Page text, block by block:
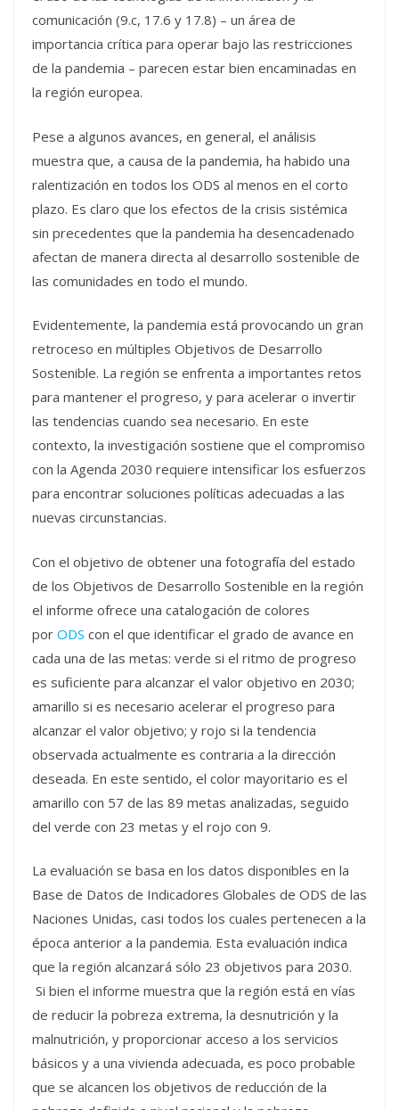
comunicación (9.c, 17.6 y 17.8) – un área de
importancia crítica para operar bajo las restricciones
de la pandemia – parecen estar bien encaminadas en
la región europea.
Pese a algunos avances, en general, el análisis
muestra que, a causa de la pandemia, ha habido una
ralentización en todos los ODS al menos en el corto
plazo. Es claro que los efectos de la crisis sistémica
sin precedentes que la pandemia ha desencadenado
afectan de manera directa al desarrollo sostenible de
las comunidades en todo el mundo.
Evidentemente, la pandemia está provocando un gran
retroceso en múltiples Objetivos de Desarrollo
Sostenible. La región se enfrenta a importantes retos
para mantener el progreso, y para acelerar o invertir
las tendencias cuando sea necesario. En este
contexto, la investigación sostiene que el compromiso
con la Agenda 2030 requiere intensificar los esfuerzos
para encontrar soluciones políticas adecuadas a las
nuevas circunstancias.
Con el objetivo de obtener una fotografía del estado
de los Objetivos de Desarrollo Sostenible en la región
el informe ofrece una catalogación de colores
por ODS con el que identificar el grado de avance en
cada una de las metas: verde si el ritmo de progreso
es suficiente para alcanzar el valor objetivo en 2030;
amarillo si es necesario acelerar el progreso para
alcanzar el valor objetivo; y rojo si la tendencia
observada actualmente es contraria a la dirección
deseada. En este sentido, el color mayoritario es el
amarillo con 57 de las 89 metas analizadas, seguido
del verde con 23 metas y el rojo con 9.
La evaluación se basa en los datos disponibles en la
Base de Datos de Indicadores Globales de ODS de las
Naciones Unidas, casi todos los cuales pertenecen a la
época anterior a la pandemia. Esta evaluación indica
que la región alcanzará sólo 23 objetivos para 2030.
Si bien el informe muestra que la región está en vías
de reducir la pobreza extrema, la desnutrición y la
malnutrición, y proporcionar acceso a los servicios
básicos y a una vivienda adecuada, es poco probable
que se alcancen los objetivos de reducción de la